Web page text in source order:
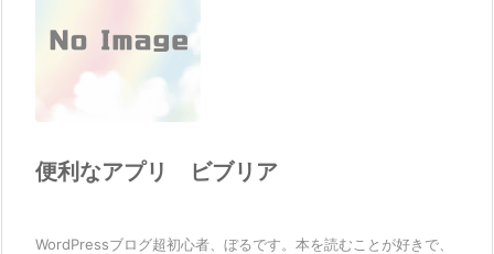
便利なアプリ ビブリア
WordPressブログ超初心者、ぼるです。本を読むことが好きで、